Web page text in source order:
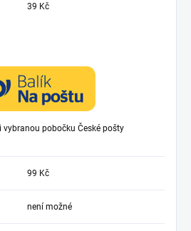
39 Kč
pobočku České pošty
99 Kč
není možné